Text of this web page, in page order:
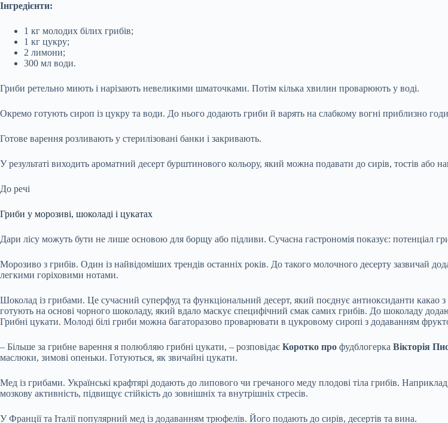
Інгредієнти:
1 кг молодих білих грибів;
1 кг цукру;
2 лимони;
300 мл води.
Гриби ретельно миють і нарізають невеликими шматочками. Потім кілька хвилин проварюють у воді.
Окремо готують сироп із цукру та води. До нього додають гриби й варять на слабкому вогні приблизно
Готове варення розливають у стерилізовані банки і закривають.
У результаті виходить ароматний десерт бурштинового кольору, який можна подавати до сирів, тостів або
До речі
Гриби у морозиві, шоколаді і цукатах
Дари лісу можуть бути не лише основою для борщу або підливи. Сучасна гастрономія показує: потенціал
Морозиво з грибів. Один із найвідоміших трендів останніх років. До такого молочного десерту зазвичай
легкими горіховими нотами.
Шоколад із грибами. Це сучасний суперфуд та функціональний десерт, який поєднує антиоксиданти какао
готують на основі чорного шоколаду, який вдало маскує специфічний смак самих грибів. До шоколаду
Грибні цукати. Молоді білі гриби можна багаторазово проварювати в цукровому сиропі з додаванням
– Більше за грибне варення я полюбляю грибні цукати, – розповідає Коротко про фудблогерка Вікторія
маслюки, зимові опеньки. Готуються, як звичайні цукати.
Мед із грибами. Українські крафтярі додають до липового чи гречаного меду плодові тіла грибів.
мозкову активність, підвищує стійкість до зовнішніх та внутрішніх стресів.
У Франції та Італії популярний мед із додаванням трюфелів. Його подають до сирів, десертів та вина.